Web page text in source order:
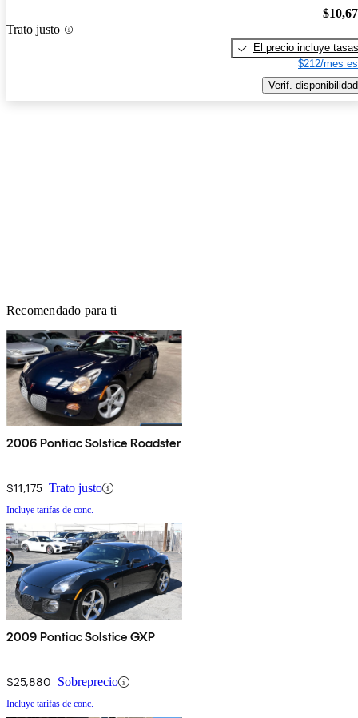
Trato justo
El precio incluye tasas
$212/mes
Verif. disponibilidad
Recomendado para ti
2006 Pontiac Solstice Roadster
$11,175 Trato justo
Incluye tarifas de conc.
2009 Pontiac Solstice GXP
$25,880 Sobreprecio
Incluye tarifas de conc.